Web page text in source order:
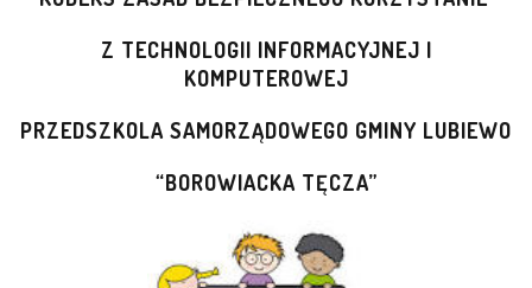
SOWY – BYSŁAW
Z TECHNOLOGII INFORMACYJNEJ I
KOMPUTEROWEJ
PRZEDSZKOLA SAMORZĄDOWEGO GMINY LUBIEWO
“BOROWIACKA TĘCZA”